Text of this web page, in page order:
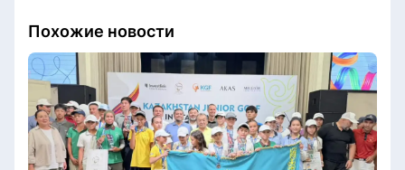
Похожие новости